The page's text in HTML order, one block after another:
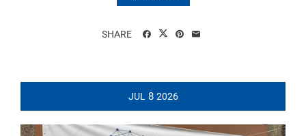
SHARE
JUL 8 2026